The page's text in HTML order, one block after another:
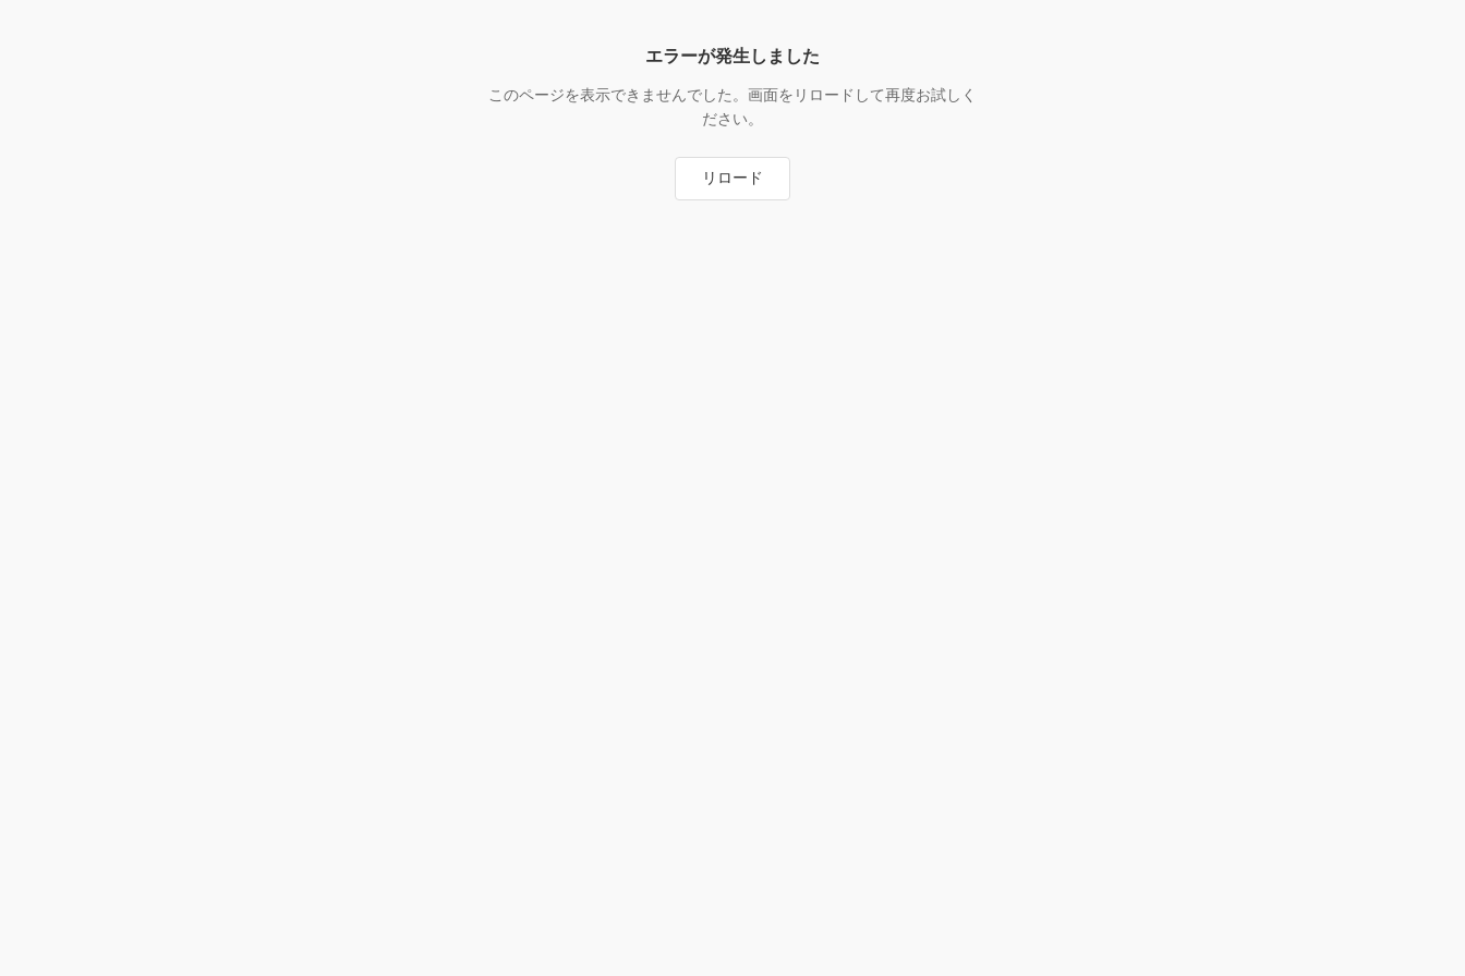
エラーが発生しました
このページを表示できませんでした。画面をリロードして再度お試しく
ださい。
リロード